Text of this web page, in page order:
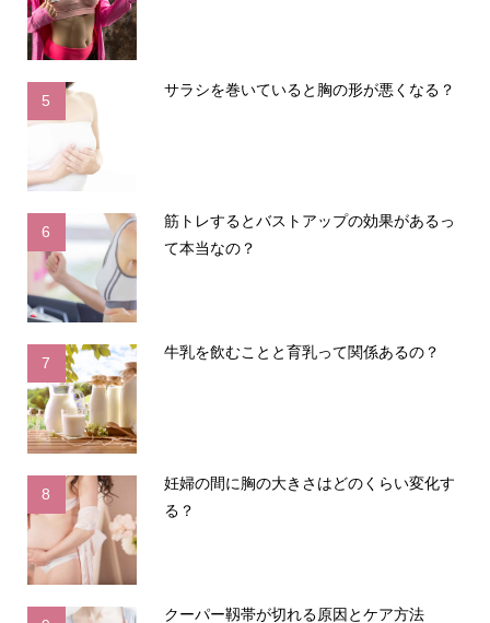
5
サラシを巻いていると胸の形が悪くなる？
6
筋トレするとバストアップの効果があるっ
て本当なの？
7
牛乳を飲むことと育乳って関係あるの？
8
妊婦の間に胸の大きさはどのくらい変化す
る？
クーパー靱帯が切れる原因とケア方法